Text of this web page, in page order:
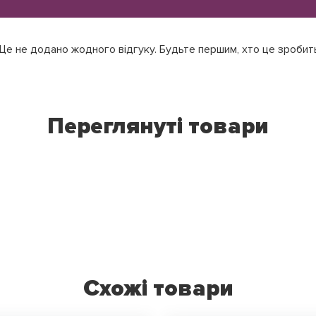
не додано жодного відгуку. Будьте першим, хто це
Переглянуті товари
Схожі товари